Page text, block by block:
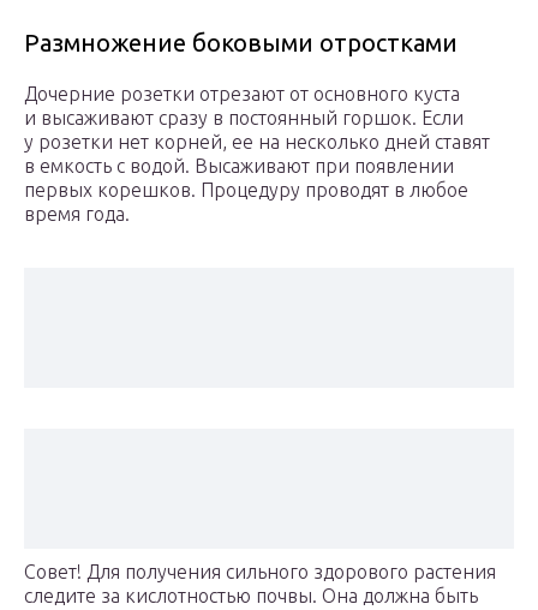
Размножение боковыми отростками
Дочерние розетки отрезают от основного куста
и высаживают сразу в постоянный горшок. Если
у розетки нет корней, ее на несколько дней ставят
в емкость с водой. Высаживают при появлении
первых корешков. Процедуру проводят в любое
время года.
Совет! Для получения сильного здорового растения
следите за кислотностью почвы. Она должна быть